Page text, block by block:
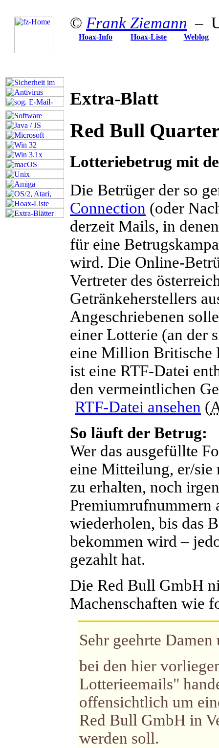
© Frank Ziemann –
Hoax-Info Hoax-Liste Weblog
Extra-Blatt
Red Bull
Lotteriebetrug mit
Die Betrüger der so
Connection (oder
derzeit Mails, in
für eine
wird. Die Online-
Vertreter des
Getränkeherstellers
Angeschriebenen
einer Lotterie (an der
eine Million Britische
ist eine RTF-Datei
den vermeintlichen
RTF-Datei ansehen (
So läuft der Betrug:
Wer das ausgefüllte
eine Mitteilung, er/sie
zu erhalten, noch
Premiumrufnummern
wiederholen, bis das
bekommen wird –
gezahlt hat.
Die Red Bull GmbH
Machenschaften wie
Sehr geehrte
bei den hier
Lotterieemails"
offensichtlich um
Red Bull GmbH in
werden soll.